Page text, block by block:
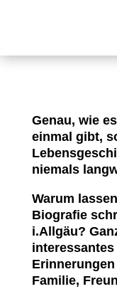
Genau, wie
einmal gibt,
niemals
Warum
Biografie
i.Allgäu?
Familie,